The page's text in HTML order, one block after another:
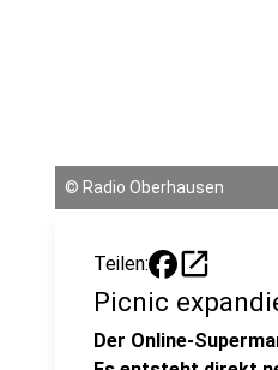
© Radio Oberhausen
Teilen: open_in_new
Picnic
Der Online-